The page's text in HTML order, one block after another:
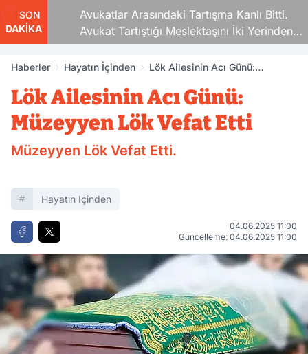
SON
DAKİKA
Avukatlar Arasındaki Tartışma Kanlı Bitti.
Avukat Tartıştığı Meslektaşını İki Yerinden
Vurdu
Haberler Hayatın İçinden
Lök Ailesinin Acı Günü:
Lök Ailesinin Acı Günü:
Müzeyyen Lök Vefat Etti
Müzeyyen Lök Vefat Etti.
Hayatın Içinden
04.06.2025 11:00
Güncelleme: 04.06.2025 11:00